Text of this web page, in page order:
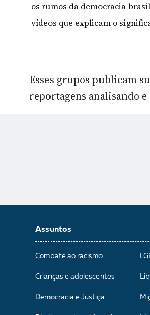
os rumos da democracia
vídeos que explicam o
Esses grupos publicam
reportagens analisando
Assuntos
Combate ao racismo
Crianças e adolescentes
Democracia e Justiça